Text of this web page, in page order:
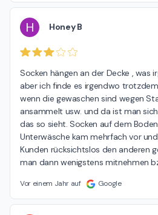
H Honey B
Socken hängen an der Decke , was
aber ich finde es irgendwo
wenn die gewaschen sind wegen
ansammelt usw. und da ist man
das so sieht. Socken auf dem
Unterwäsche kam mehrfach vor
Kunden rücksichtslos den anderen
man dann wenigstens mitnehmen
Vor einem Jahr auf Google